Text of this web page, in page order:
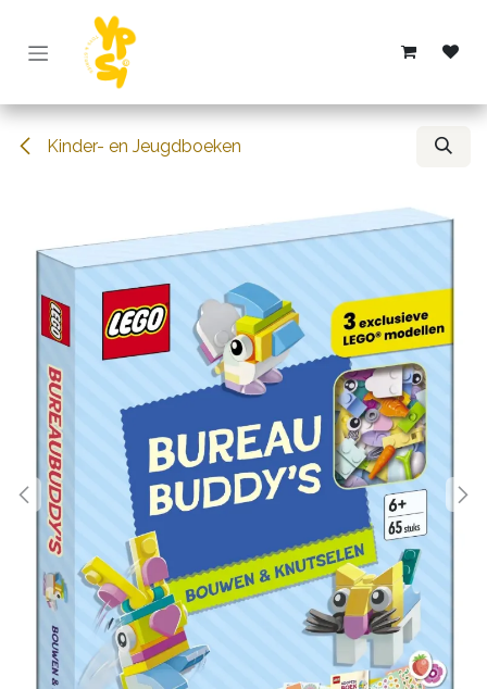
Overslaan naar inhoud
Kinder- en Jeugdboeken